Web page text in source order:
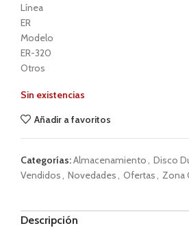
Línea
ER
Modelo
ER-320
Otros
Sin existencias
Añadir a favoritos
Categorías:Almacenamiento, Disco
Vendidos, Novedades, Ofertas, Zona
Descripción